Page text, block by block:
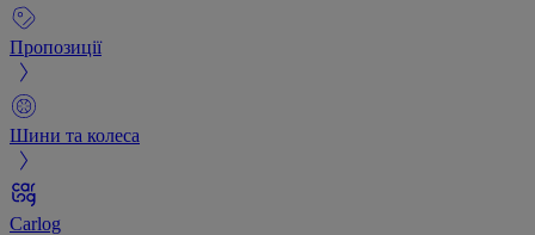
Пропозиції
Шини та колеса
Carlog